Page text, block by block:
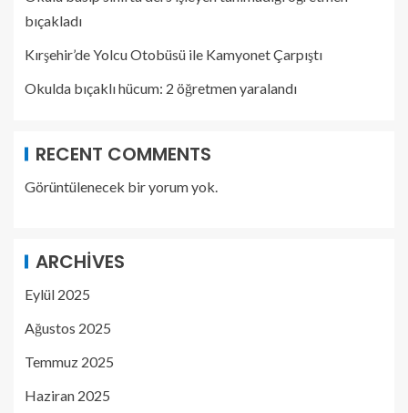
bıçakladı
Kırşehir’de Yolcu Otobüsü ile Kamyonet Çarpıştı
Okulda bıçaklı hücum: 2 öğretmen yaralandı
RECENT COMMENTS
Görüntülenecek bir yorum yok.
ARCHIVES
Eylül 2025
Ağustos 2025
Temmuz 2025
Haziran 2025